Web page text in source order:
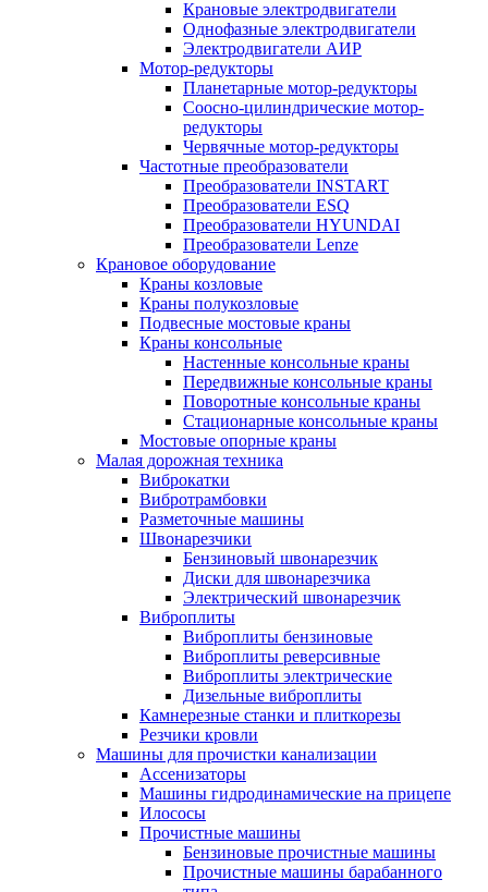
Крановые электродвигатели
Однофазные электродвигатели
Электродвигатели АИР
Мотор-редукторы
Планетарные мотор-редукторы
Соосно-цилиндрические мотор-
редукторы
Червячные мотор-редукторы
Частотные преобразователи
Преобразователи INSTART
Преобразователи ESQ
Преобразователи HYUNDAI
Преобразователи Lenze
Крановое оборудование
Краны козловые
Краны полукозловые
Подвесные мостовые краны
Краны консольные
Настенные консольные краны
Передвижные консольные краны
Поворотные консольные краны
Стационарные консольные краны
Мостовые опорные краны
Малая дорожная техника
Виброкатки
Вибротрамбовки
Разметочные машины
Швонарезчики
Бензиновый швонарезчик
Диски для швонарезчика
Электрический швонарезчик
Виброплиты
Виброплиты бензиновые
Виброплиты реверсивные
Виброплиты электрические
Дизельные виброплиты
Камнерезные станки и плиткорезы
Резчики кровли
Машины для прочистки канализации
Ассенизаторы
Машины гидродинамические на прицепе
Илососы
Прочистные машины
Бензиновые прочистные машины
Прочистные машины барабанного